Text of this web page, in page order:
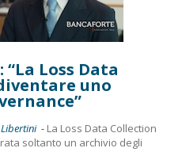
Loss Data
uno
Libertini - La Loss Data Collection
soltanto un archivio degli